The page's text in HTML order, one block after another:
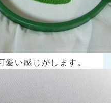
愛い感じがします。